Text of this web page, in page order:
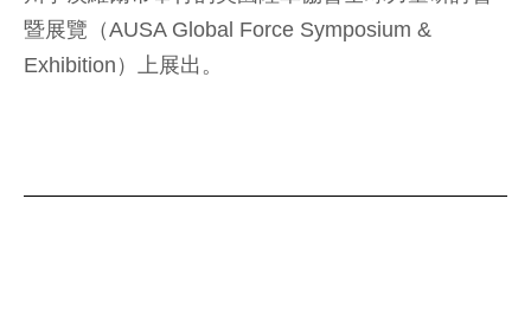
暨展覽（AUSA Global Force Symposium &
Exhibition）上展出。